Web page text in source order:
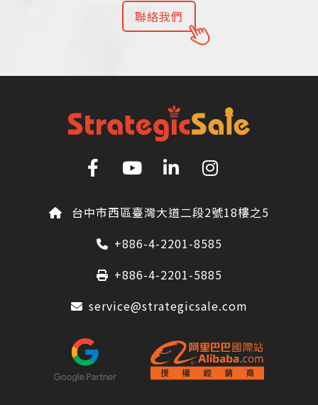
聯絡我們
台中市西區臺灣大道二段2號18樓之5
+886-4-2201-8585
+886-4-2201-5885
service@strategicsale.com